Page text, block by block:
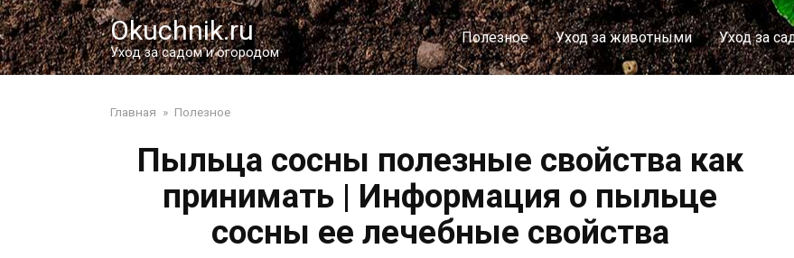
Перейти
к
контенту
Okuchnik.ru
Уход за садом и огородом
Полезное Уход за животными Уход за
Главная » Полезное
Пыльца сосны полезные свойства как
принимать | Информация о пыльце
сосны ее лечебные свойства